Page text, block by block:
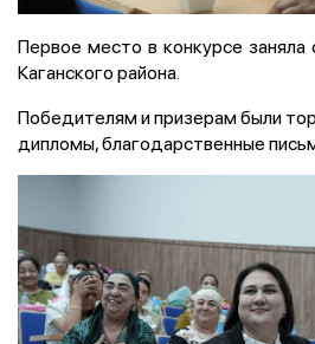
Первое место в конкурсе
Каганского района.
Победителям и призерам были
дипломы, благодарственные